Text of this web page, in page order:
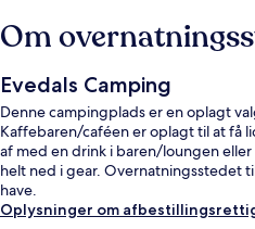
Om
Evedals Camping
Denne campingplads er en oplagt
Kaffebaren/caféen er oplagt til at få
af med en drink i baren/loungen
helt ned i gear. Overnatningsstedet
have.
Oplysninger om